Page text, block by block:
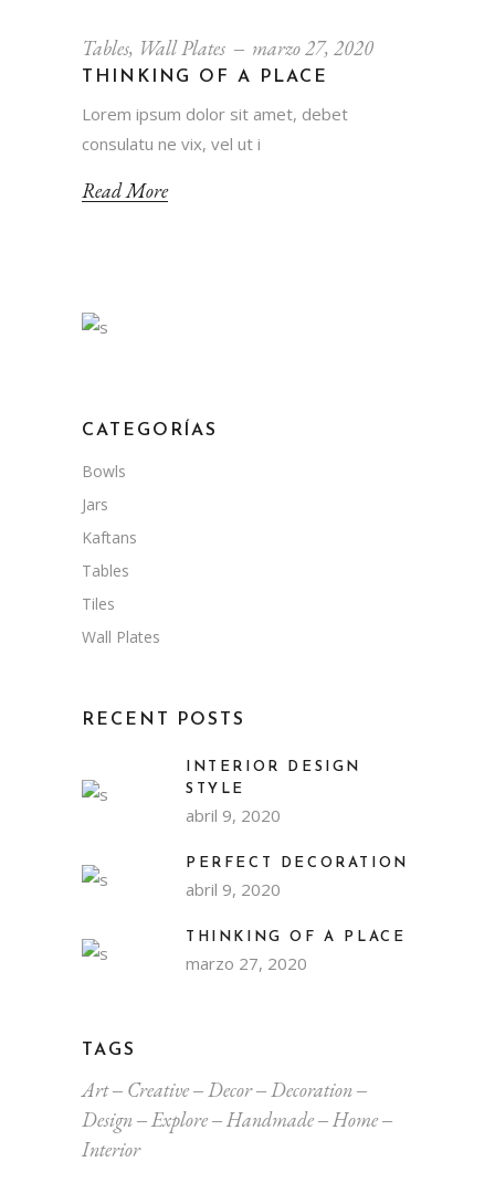
Tables, Wall Plates marzo 27, 2020
THINKING OF A PLACE
Lorem ipsum dolor sit amet, debet
consulatu ne vix, vel ut i
Read More
CATEGORÍAS
Bowls
Jars
Kaftans
Tables
Tiles
Wall Plates
RECENT POSTS
INTERIOR DESIGN
STYLE
abril 9, 2020
PERFECT DECORATION
abril 9, 2020
THINKING OF A PLACE
marzo 27, 2020
TAGS
Art Creative Decor
Decoration
Design
Explore Handmade
Home
Interior